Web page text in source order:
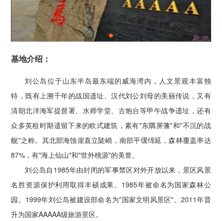
基地介绍：
刘公岛位于山东半岛最东端的威海湾内，人文景观丰富独
特，既有上溯千年的战国遗址、汉代刘公刘母的美丽传说，又有
清朝北洋海军提督署、水师学堂、古炮台等甲午战争遗址，还有
众多英租时期遗留下来的欧式建筑，素有"东隅屏藩"和"不沉的战
舰"之称。其北部海蚀崖直立陡峭，南部平缓绵延，森林覆盖率达
87%，有"海上仙山"和"世外桃源"的美誉。
刘公岛自1985年由封闭的军事禁区对外开放以来，景区风景
名胜资源保护利用取得丰硕成果。1985年被命名为国家森林公
园。1999年刘公岛被建设部命名为"国家文明风景区"。2011年晋
升为国家AAAAA级旅游景区。